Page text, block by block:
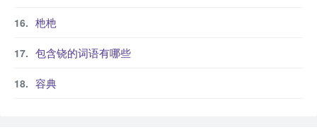
杝杝
包含铙的词语有哪些
容典